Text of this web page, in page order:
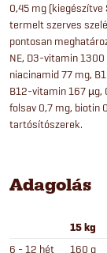
0,45 mg
termelt szerves
pontosan
NE, D3-vitamin
niacinamid 77 mg,
B12-vitamin 167
folsav 0,7 mg, biotin
tartósítószerek.
Adagolás
15 kg
6 - 12 hét 160 g